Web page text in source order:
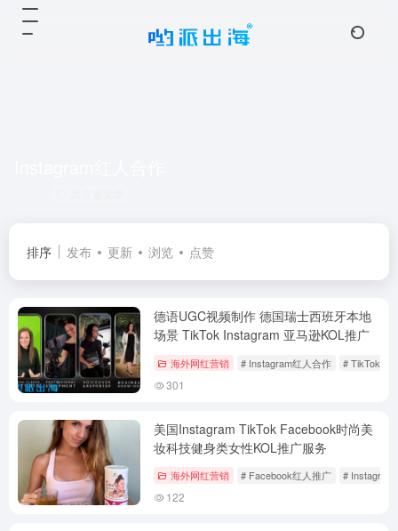
排序 发布 更新 浏览 点赞
德语UGC视频制作 德国瑞士西班牙本地
场景 TikTok Instagram 亚马逊KOL推广
海外网红营销 # Instagram红人合作 # TikTok德
301
美国Instagram TikTok Facebook时尚美
妆科技健身类女性KOL推广服务
海外网红营销 # Facebook红人推广 # Instagram
122